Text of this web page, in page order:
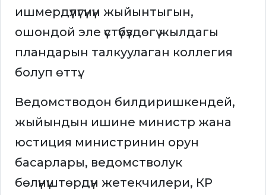
ишмердүүлүгүнүн жыйынтыгын,
ошондой эле үстүбүздөгү жылдагы
пландарын талкуулаган коллегия
болуп өттү.
Ведомстводон билдиришкендей,
жыйындын ишине министр жана
юстиция министринин орун
басарлары, ведомстволук
бөлүнүштөрдүн жетекчилери, КР